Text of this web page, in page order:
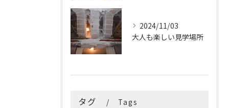
2024/11/03
大人も楽しい見学場所
タグ Tags